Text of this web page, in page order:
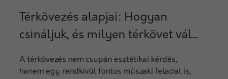
Térkövezés alapjai: Hogyan
csináljuk, és milyen térkövet vál...
A térkövezés nem csupán esztétikai kérdés,
hanem egy rendkívül fontos műszaki feladat is,